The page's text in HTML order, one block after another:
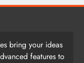
bring your ideas
features to